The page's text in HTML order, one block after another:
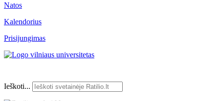
Natos
Kalendorius
Prisijungimas
Ieškoti...